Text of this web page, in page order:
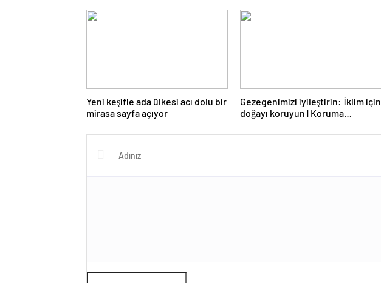
Yeni keşifle ada ülkesi acı dolu bir
mirasa sayfa açıyor
Gezegenimizi iyileştirin: İklim için
doğayı koruyun | Koruma